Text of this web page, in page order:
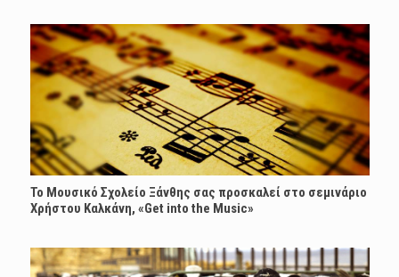
Το Μουσικό Σχολείο Ξάνθης σας προσκαλεί στο σεμινάριο
Χρήστου Καλκάνη, «Get into the Music»